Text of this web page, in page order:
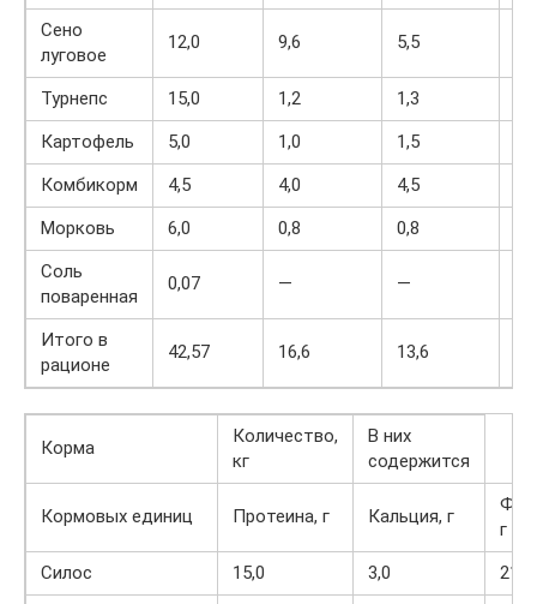
Сено
луговое
12,0 9,6 5,5
Турнепс 15,0 1,2 1,3
Картофель
5,0 1,0 1,5
Комбикорм
4,5 4,0 4,5
Морковь
6,0 0,8 0,8
Соль
поваренная
0,07 — —
Итого в
рационе
42,57 16,6 13,6
Корма
Количество,
кг
В них
содержится
Кормовых единиц Протеина, г Кальция, г
г
Силос
15,0 3,0